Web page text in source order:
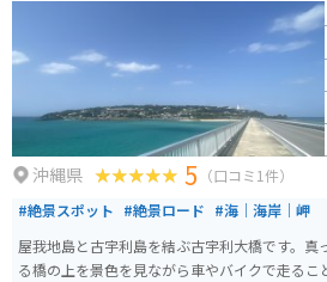
沖縄県 5 （口コミ1件）
#絶景スポット #絶景ロード #海｜海岸｜岬
屋我地島と古宇利島を結ぶ古宇利大橋です。
る橋の上を景色を見ながら車やバイクで走るこ